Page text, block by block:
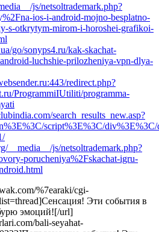
js/netsoltrademark.php?
ios-i-android-mojno-besplatno-
s-otkrytym-mirom-i-horoshei-grafikoi-
go/sonyps4.ru/kak-skachat-
luchshie-prilozheniya-vpn-dlya-
redirect.php?
ProgrammiIUtiliti/programma-
search_results_new.asp?
script%3E%3C/
__media__/js/netsoltrademark.php?
porucheniya%2Fskachat-igru-
%7earaki/cgi-
Эти события в
эмоций![/url]
bali-seyahat-